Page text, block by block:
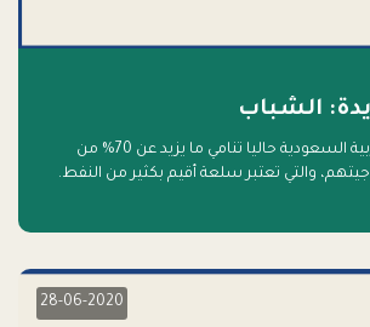
الشباب
تشهد المملكة العربية السعودية حاليا تنامي ما يزيد عن 70% من
والتي تعتبر سلعة أقيم بكثير من النفط.
28-06-2020